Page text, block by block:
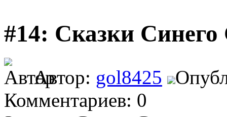
#14: Сказки Синего
Автор: gol8425
Комментариев: 0